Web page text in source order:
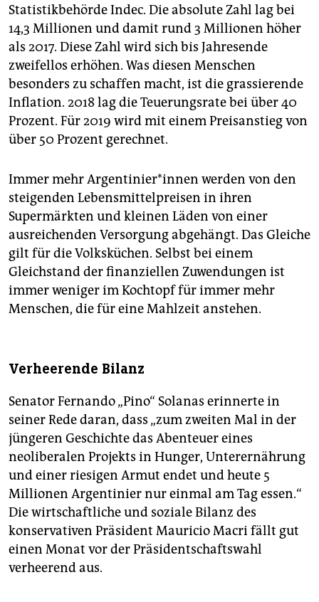
Statistikbehörde Indec. Die absolute Zahl lag bei
14,3 Millionen und damit rund 3 Millionen höher
als 2017. Diese Zahl wird sich bis Jahresende
zweifellos erhöhen. Was diesen Menschen
besonders zu schaffen macht, ist die grassierende
Inflation. 2018 lag die Teuerungsrate bei über 40
Prozent. Für 2019 wird mit einem Preisanstieg von
über 50 Prozent gerechnet.
Immer mehr Argentinier*innen werden von den
steigenden Lebensmittelpreisen in ihren
Supermärkten und kleinen Läden von einer
ausreichenden Versorgung abgehängt. Das Gleiche
gilt für die Volksküchen. Selbst bei einem
Gleichstand der finanziellen Zuwendungen ist
immer weniger im Kochtopf für immer mehr
Menschen, die für eine Mahlzeit anstehen.
Verheerende Bilanz
Senator Fernando „Pino“ Solanas erinnerte in
seiner Rede daran, dass „zum zweiten Mal in der
jüngeren Geschichte das Abenteuer eines
neoliberalen Projekts in Hunger, Unterernährung
und einer riesigen Armut endet und heute 5
Millionen Argentinier nur einmal am Tag essen.“
Die wirtschaftliche und soziale Bilanz des
konservativen Präsident Mauricio Macri fällt gut
einen Monat vor der Präsidentschaftswahl
verheerend aus.